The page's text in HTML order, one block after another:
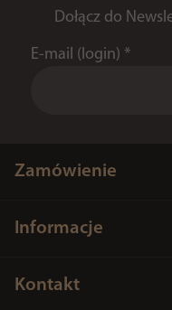
Dołącz do
E-mail (login) *
Zamówienie
Informacje
Kontakt